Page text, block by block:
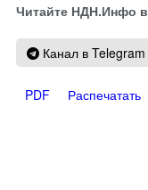
Читайте НДН.Инфо в
Канал в Telegram
PDF Распечатать